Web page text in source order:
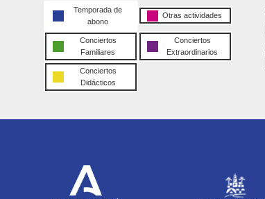
Temporada de
abono
Otras actividades
Conciertos
Familiares
Conciertos
Extraordinarios
Conciertos
Didácticos